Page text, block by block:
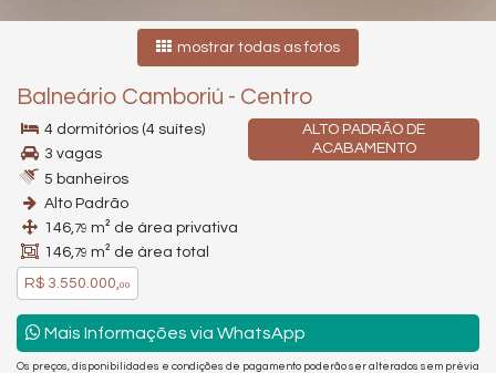
mostrar todas as fotos
Balneário Camboriú - Centro
ALTO PADRÃO DE
ACABAMENTO
4 dormitórios (4 suítes)
3 vagas
5 banheiros
Alto Padrão
146,79 m² de área privativa
146,79 m² de área total
R$ 3.550.000,00
Mais Informações via WhatsApp
Os preços, disponibilidades e condições de pagamento poderão ser alterados sem prévia